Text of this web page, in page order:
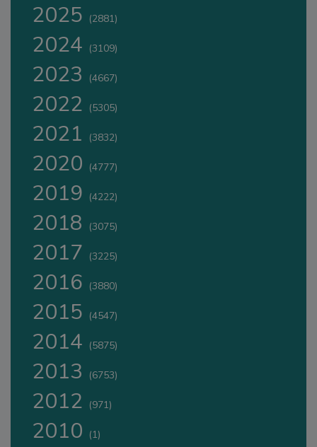
2025 (2881)
2024 (3109)
2023 (4667)
2022 (5305)
2021 (3832)
2020 (4777)
2019 (4222)
2018 (3075)
2017 (3225)
2016 (3880)
2015 (4547)
2014 (5875)
2013 (6753)
2012 (971)
2010 (1)